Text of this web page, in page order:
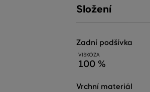
Složení
zadní podšívka
VISKÓZA
100 %
vrchní materiál